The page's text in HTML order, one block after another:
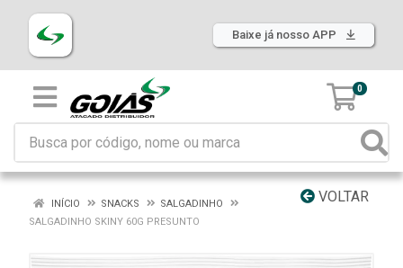
Baixe já nosso APP
0
VOLTAR
INÍCIO SNACKS
SALGADINHO
SALGADINHO SKINY 60G PRESUNTO